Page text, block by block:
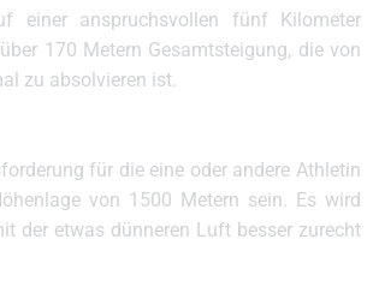
einer anspruchsvollen fünf Kilometer
170 Metern Gesamtsteigung, die von
zu absolvieren ist.
für die eine oder andere Athletin
von 1500 Metern sein. Es wird
der etwas dünneren Luft besser zurecht